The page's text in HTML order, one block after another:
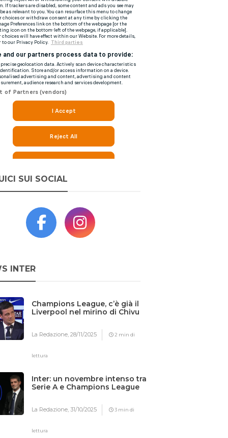
SUI SOCIAL
INTER
Champions League, c’è già il
Liverpool nel mirino di Chivu
La Redazione,28/11/2025 2 min di
lettura
Inter: un novembre intenso tra
Serie A e Champions League
La Redazione,31/10/2025 3 min di
lettura